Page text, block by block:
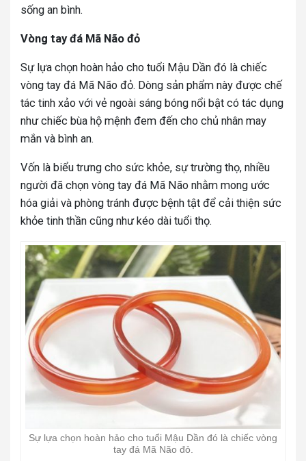
sống an bình.
Vòng tay đá Mã Não đỏ
Sự lựa chọn hoàn hảo cho tuổi Mậu Dần đó là chiếc
vòng tay đá Mã Não đỏ. Dòng sản phẩm này được chế
tác tinh xảo với vẻ ngoài sáng bóng nổi bật có tác dụng
như chiếc bùa hộ mệnh đem đến cho chủ nhân may
mắn và bình an.
Vốn là biểu trưng cho sức khỏe, sự trường thọ, nhiều
người đã chọn vòng tay đá Mã Não nhằm mong ước
hóa giải và phòng tránh được bệnh tật để cải thiện sức
khỏe tinh thần cũng như kéo dài tuổi thọ.
Sự lựa chọn hoàn hảo cho tuổi Mậu Dần đó là chiếc vòng
tay đá Mã Não đỏ.